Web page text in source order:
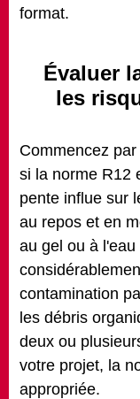
format.
Évaluer
les
Commencez
si la norme R12
pente influe sur
au repos et en
au gel ou à
contamination
les débris
deux ou
votre projet, la
appropriée.